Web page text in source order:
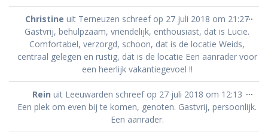
Christine uit Terneuzen schreef op 27 juli 2018 om 21:27
Gastvrij, behulpzaam, vriendelijk, enthousiast, dat is Lucie.
Comfortabel, verzorgd, schoon, dat is de locatie Weids,
centraal gelegen en rustig, dat is de locatie Een aanrader voor
een heerlijk vakantiegevoel !!
...
Rein uit Leeuwarden schreef op 27 juli 2018 om 12:13
Een plek om even bij te komen, genoten. Gastvrij, persoonlijk.
Een aanrader.
...